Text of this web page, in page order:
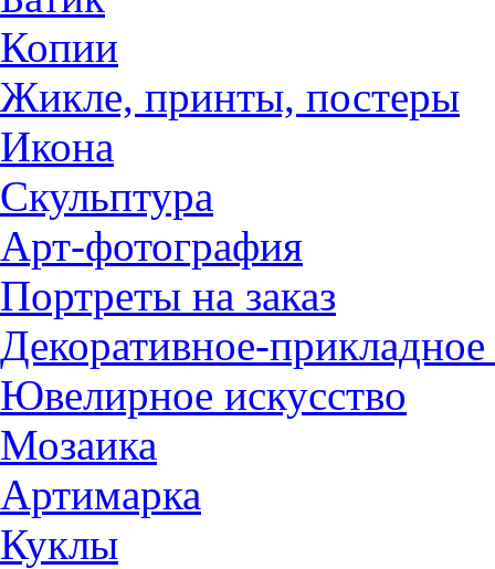
Копии
Жикле, принты, постеры
Икона
Скульптура
Арт-фотография
Портреты на заказ
Декоративное-прикладное
Ювелирное искусство
Мозаика
Артимарка
Куклы